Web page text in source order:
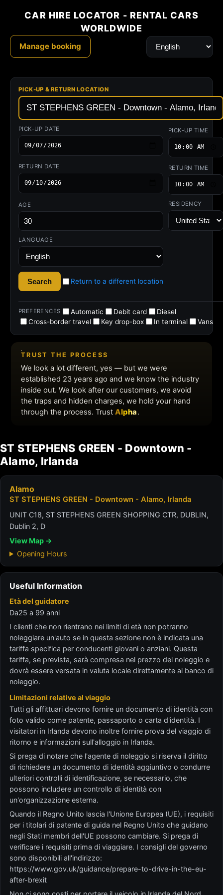
ST STEPHENS GREEN - Downtown -
Alamo, Irlanda
Alamo
ST STEPHENS GREEN - Downtown - Alamo, Irlanda
UNIT C18, ST STEPHENS GREEN SHOPPING CTR, DUBLIN,
Dublin 2, D
View Map →
Opening Hours
Useful Information
Età del guidatore
Da25 a 99 anni
I clienti che non rientrano nei limiti di età non potranno
noleggiare un'auto se in questa sezione non è indicata una
tariffa specifica per conducenti giovani o anziani. Questa
tariffa, se prevista, sarà compresa nel prezzo del noleggio e
dovrà essere versata in valuta locale direttamente al banco di
noleggio.
Limitazioni relative al viaggio
Tutti gli affittuari devono fornire un documento di identità con
foto valido come patente, passaporto o carta d'identità. I
visitatori in Irlanda devono inoltre fornire prova del viaggio di
ritorno e informazioni sull'alloggio in Irlanda.
Si prega di notare che l'agente di noleggio si riserva il diritto
di richiedere un documento di identità aggiuntivo o condurre
ulteriori controlli di identificazione, se necessario, che
possono includere un controllo di identità con
un'organizzazione esterna.
Quando il Regno Unito lascia l'Unione Europea (UE), i requisiti
per i titolari di patente di guida nel Regno Unito che guidano
negli Stati membri dell'UE possono cambiare. Si prega di
verificare i requisiti prima di viaggiare. I consigli del governo
sono disponibili all'indirizzo:
https://www.gov.uk/guidance/prepare-to-drive-in-the-eu-
after-brexit